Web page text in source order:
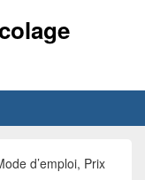
d’emploi, Prix